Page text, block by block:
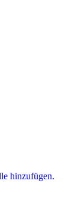
hinzufügen.